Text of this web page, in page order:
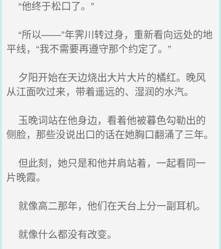
“他终于松口了。”
“所以——”年霁川转过身，重新看向远处的地
平线，“我不需要再遵守那个约定了。”
夕阳开始在天边烧出大片大片的橘红。晚风
从江面吹过来，带着遥远的、湿润的水汽。
玉晚词站在他身边，看着他被暮色勾勒出的
侧脸，那些没说出口的话在她胸口翻涌了三年。
但此刻，她只是和他并肩站着，一起看同一
片晚霞。
就像高二那年，他们在天台上分一副耳机。
就像什么都没有改变。